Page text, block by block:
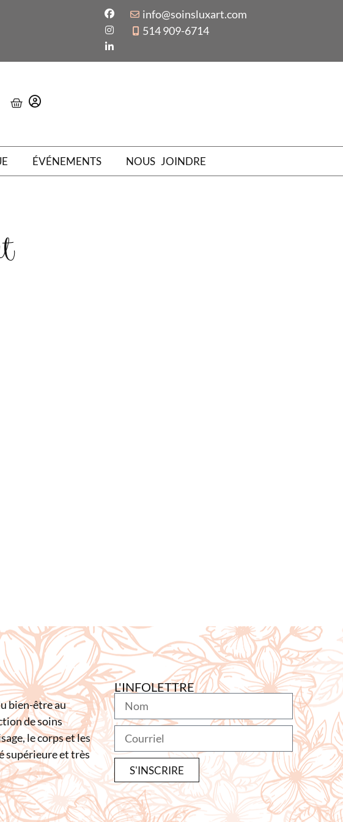
info@soinsluxart.com
514 909-6714
ÉVÉNEMENTS NOUS JOINDRE
bien-être au
de soins
le corps et les
supérieure et très
L'INFOLETTRE
S'INSCRIRE